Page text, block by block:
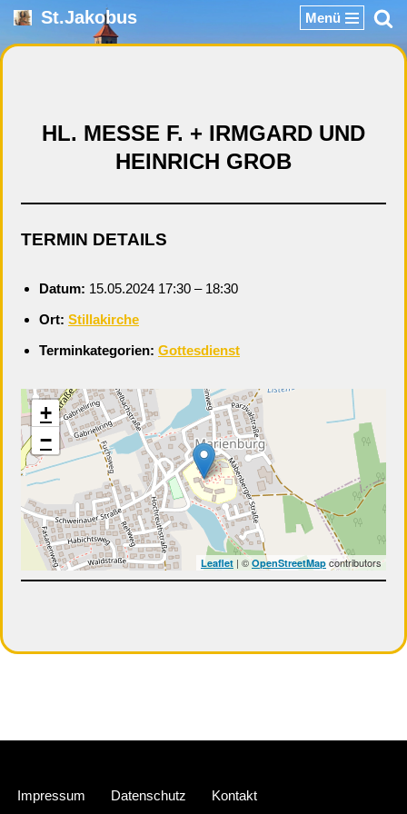
Zum
St.Jakobus Menü
HL. MESSE F. + IRMGARD UND
HEINRICH GROB
TERMIN DETAILS
Datum: 15.05.2024 17:30 – 18:30
Ort: Stillakirche
Terminkategorien: Gottesdienst
+
−
Leaflet | ©OpenStreetMap contributors
Impressum Datenschutz Kontakt